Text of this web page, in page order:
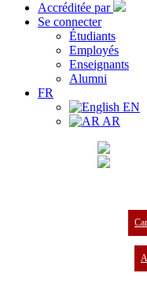
Accréditée par
Se connecter
Étudiants
Employés
Enseignants
Alumni
FR
EN
AR